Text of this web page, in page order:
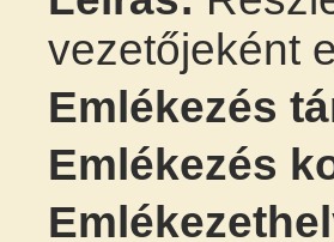
vezetőjeként
Emlékezés
Emlékezés